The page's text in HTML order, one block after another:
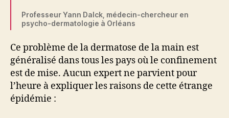
Professeur Yann Dalck, médecin-chercheur en
psycho-dermatologie à Orléans
Ce problème de la dermatose de la main est
généralisé dans tous les pays où le confinement
est de mise. Aucun expert ne parvient pour
l’heure à expliquer les raisons de cette étrange
épidémie :